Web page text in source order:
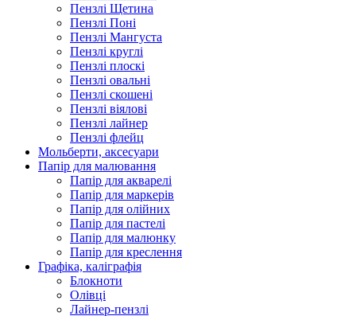
Пензлі Щетина
Пензлі Поні
Пензлі Мангуста
Пензлі круглі
Пензлі плоскі
Пензлі овальні
Пензлі скошені
Пензлі віялові
Пензлі лайнер
Пензлі флейц
Мольберти, аксесуари
Папір для малювання
Папір для акварелі
Папір для маркерів
Папір для олійних
Папір для пастелі
Папір для малюнку
Папір для креслення
Графіка, каліграфія
Блокноти
Олівці
Лайнер-пензлі